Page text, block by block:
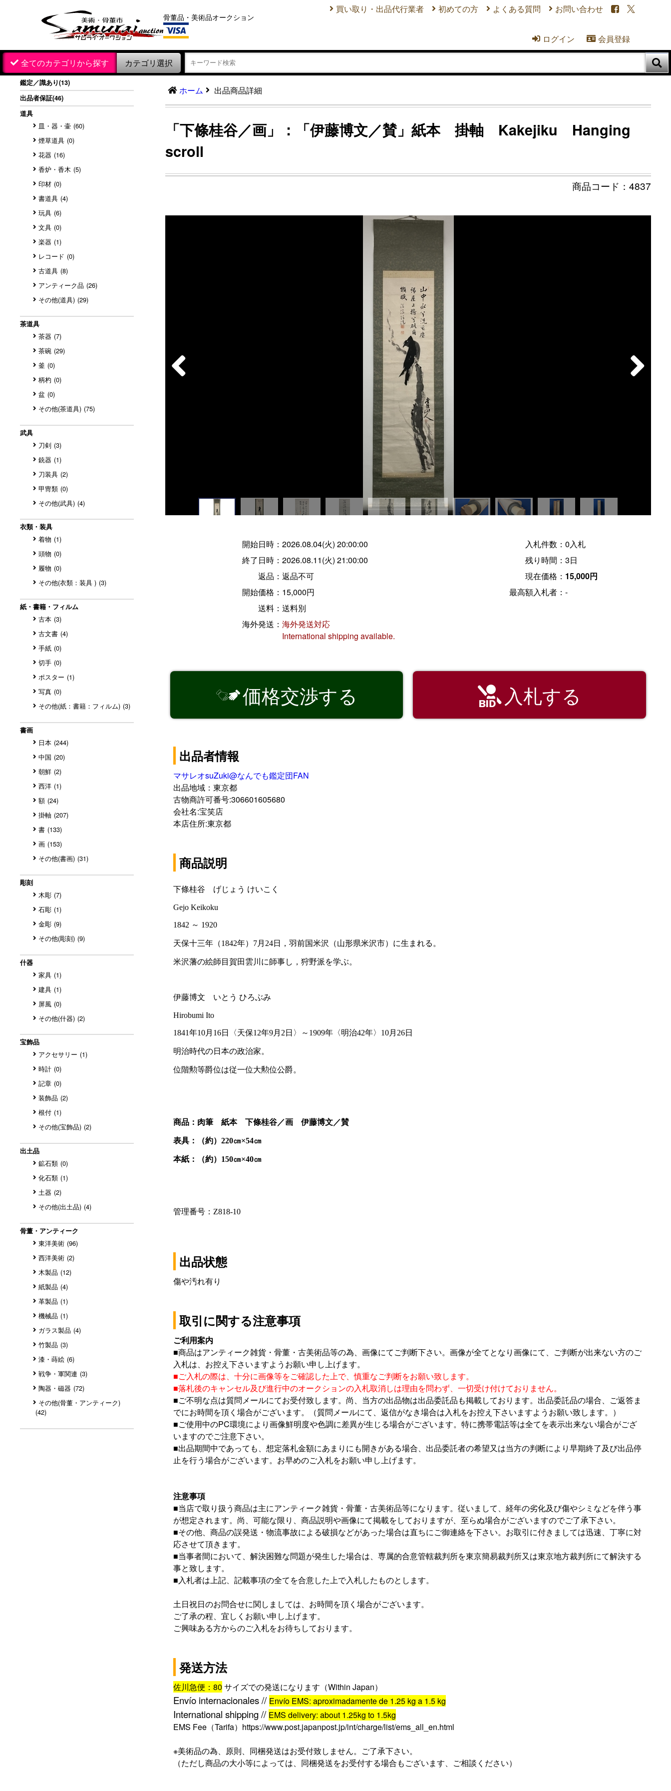
骨董品・美術品オークション
 ログイン  会員登録
買い取り・出品代行業者 初めての方 よくある質問 お問い合わせ  
全てのカテゴリから探す カテゴリ選択 
鑑定／識あり(13)
出品者保証(46)
道具
皿・器・壷 (60)
煙草道具 (0)
花器 (16)
香炉・香木 (5)
印材 (0)
書道具 (4)
玩具 (6)
文具 (0)
楽器 (1)
レコード (0)
古道具 (8)
アンティーク品 (26)
その他(道具) (29)
茶道具
茶器 (7)
茶碗 (29)
釜 (0)
柄杓 (0)
盆 (0)
その他(茶道具) (75)
武具
刀剣 (3)
銃器 (1)
刀装具 (2)
甲冑類 (0)
その他(武具) (4)
衣類・装具
着物 (1)
頭物 (0)
履物 (0)
その他(衣類：装具 ) (3)
紙・書籍・フィルム
古本 (3)
古文書 (4)
手紙 (0)
切手 (0)
ポスター (1)
写真 (0)
その他(紙：書籍：フィルム) (3)
書画
日本 (244)
中国 (20)
朝鮮 (2)
西洋 (1)
額 (24)
掛軸 (207)
書 (133)
画 (153)
その他(書画) (31)
彫刻
木彫 (7)
石彫 (1)
金彫 (9)
その他(彫刻) (9)
什器
家具 (1)
建具 (1)
屏風 (0)
その他(什器) (2)
宝飾品
アクセサリー (1)
時計 (0)
記章 (0)
装飾品 (2)
根付 (1)
その他(宝飾品) (2)
出土品
鉱石類 (0)
化石類 (1)
土器 (2)
その他(出土品) (4)
骨董・アンティーク
東洋美術 (96)
西洋美術 (2)
木製品 (12)
紙製品 (4)
革製品 (1)
機械品 (1)
ガラス製品 (4)
竹製品 (3)
漆・蒔絵 (6)
戦争・軍関連 (3)
陶器・磁器 (72)
その他(骨董・アンティーク)
(42)
ホーム 出品商品詳細
「下條桂谷／画」：「伊藤博文／賛」紙本 掛軸 Kakejiku Hanging
scroll
4837
開始日時：2026.08.04(火) 20:00:00
終了日時：2026.08.11(火) 21:00:00
返品：返品不可
開始価格： 15,000円
送料：送料別
海外発送：海外発送対応
International shipping available.
入札件数：0入札
残り時間：3日
現在価格： 15,000円
最高額入札者：-
価格交渉する  入札する
出品者情報
マサレオsuZuki@なんでも鑑定団FAN
出品地域：東京都
古物商許可番号:306601605680
会社名:宝笑店
本店住所:東京都
商品説明
出品状態
傷や汚れ有り
取引に関する注意事項
ご利用案内
■商品はアンティーク雑貨・骨董・古美術品等の為、画像にてご判断下さい。画像が全てとなり画像にて、ご判断が出来ない方のご
入札は、お控え下さいますようお願い申し上げます。
■ご入札の際は、十分に画像等をご確認した上で、慎重なご判断をお願い致します。
■落札後のキャンセル及び進行中のオークションの入札取消しは理由を問わず、一切受け付けておりません。
■ご不明な点は質問メールにてお受付致します。尚、当方の出品物は出品委託品も掲載しております。出品委託品の場合、ご返答ま
でにお時間を頂く場合がございます。（質問メールにて、返信がなき場合は入札をお控え下さいますようお願い致します。）
■ご使用中のPC環境により画像鮮明度や色調に差異が生じる場合がございます。特に携帯電話等は全てを表示出来ない場合がござ
いますのでご注意下さい。
■出品期間中であっても、想定落札金額にあまりにも開きがある場合、出品委託者の希望又は当方の判断により早期終了及び出品停
止を行う場合がございます。お早めのご入札をお願い申し上げます。
注意事項
■当店で取り扱う商品は主にアンティーク雑貨・骨董・古美術品等になります。従いまして、経年の劣化及び傷やシミなどを伴う事
が想定されます。尚、可能な限り、商品説明や画像にて掲載をしておりますが、至らぬ場合がございますのでご了承下さい。
■その他、商品の誤発送・物流事故による破損などがあった場合は直ちにご御連絡を下さい。お取引に付きましては迅速、丁寧に対
応させて頂きます。
■当事者間において、解決困難な問題が発生した場合は、専属的合意管轄裁判所を東京簡易裁判所又は東京地方裁判所にて解決する
事と致します。
■入札者は上記、記載事項の全てを合意した上で入札したものとします。
土日祝日のお問合せに関しましては、お時間を頂く場合がございます。
ご了承の程、宜しくお願い申し上げます。
ご興味ある方からのご入札をお待ちしております。
発送方法
佐川急便：80 サイズでの発送になります（Within Japan）
Envío internacionales // Envío EMS: aproximadamente de 1.25 kg a 1.5kg
International shipping // EMS delivery: about 1.25kg to 1.5kg
EMS Fee（Tarifa） https://www.post.japanpost.jp/int/charge/list/ems_all_en.html
※美術品の為、原則、同梱発送はお受付致しません。ご了承下さい。
（ただし商品の大小等によっては、同梱発送をお受付する場合もございます、ご相談ください）